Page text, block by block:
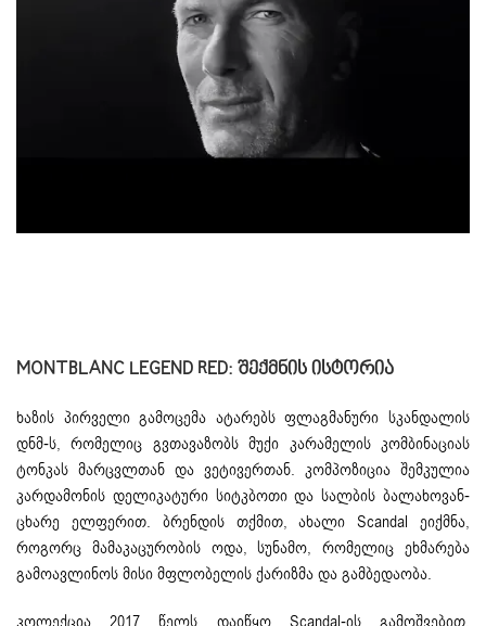
MONTBLANC LEGEND RED: Შექმნის Ისტორია
ხაზის პირველი გამოცემა ატარებს ფლაგმანური სკანდალის
დნმ-ს, რომელიც გვთავაზობს მუქი კარამელის კომბინაციას
ტონკას მარცვლთან და ვეტივერთან. კომპოზიცია შემკულია
კარდამონის დელიკატური სიტკბოთი და სალბის ბალახოვან-
ცხარე ელფერით. ბრენდის თქმით, ახალი Scandal ეიქმნა,
როგორც მამაკაცურობის ოდა, სუნამო, რომელიც ეხმარება
გამოავლინოს მისი მფლობელის ქარიზმა და გამბედაობა.
კოლექცია 2017 წელს დაიწყო Scandal-ის გამოშვებით,